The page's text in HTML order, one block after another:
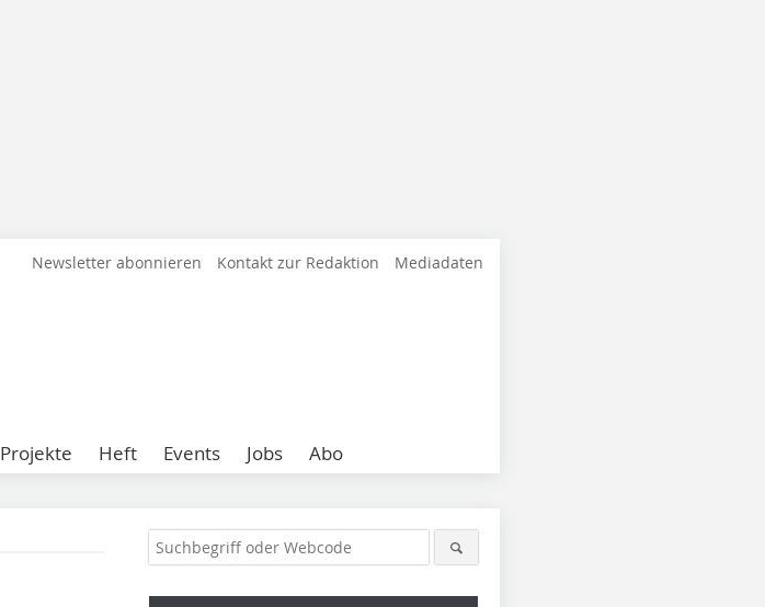
Newsletter abonnieren Kontakt zur Redaktion Mediadaten
Projekte Heft Events Jobs Abo